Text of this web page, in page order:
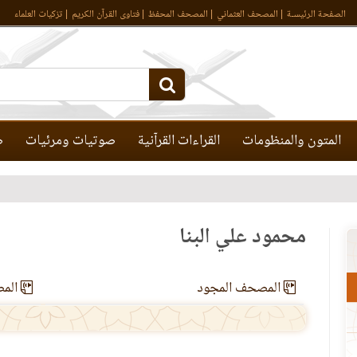
الصفحة الرئيسـة المصحف العثماني المصحف المحفظ فتاوى القرآن الكريم تزكيات العلماء
المتون والمنظومات القراءات القرآنية صوتيات ومرئيات
محمود علي البنا
المصحف المجود